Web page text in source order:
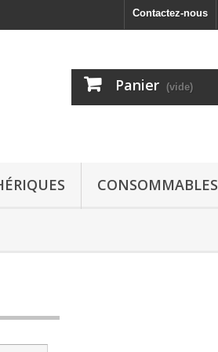
Contactez-nous
Panier (vide)
CONSOMMABLES